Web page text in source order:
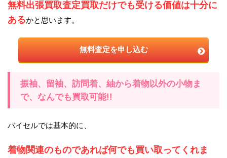
無料出張買取査定買取だけでも受ける価値は十分に
あるかと思います。
無料査定を申し込む
振袖、留袖、訪問着、紬から着物以外の小物ま
で、なんでも買取可能!!
バイセルでは基本的に、
着物関連のものであれば何でも買い取ってくれま